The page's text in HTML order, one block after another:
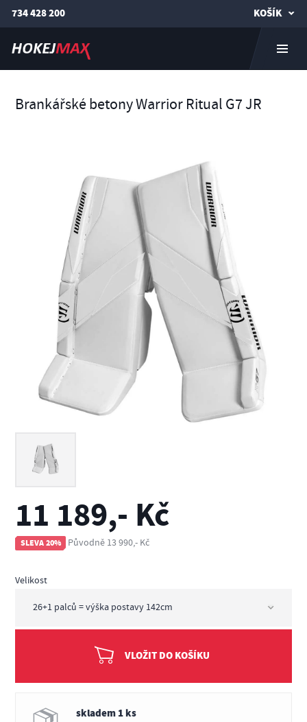
734 428 200 KOŠÍK
Brankářské betony Warrior Ritual G7 JR
11 189,- Kč
SLEVA 20% Původně 13 990,- Kč
Velikost
VLOŽIT DO KOŠÍKU
skladem 1 ks